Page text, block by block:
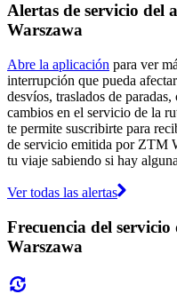
Alertas de servicio del
Warszawa
Abre la aplicación para ver
interrupción que pueda
desvíos, traslados de
cambios en el servicio de la
te permite suscribirte para
de servicio emitida por ZTM
tu viaje sabiendo si hay
Ver todas las alertas
Frecuencia del
Warszawa